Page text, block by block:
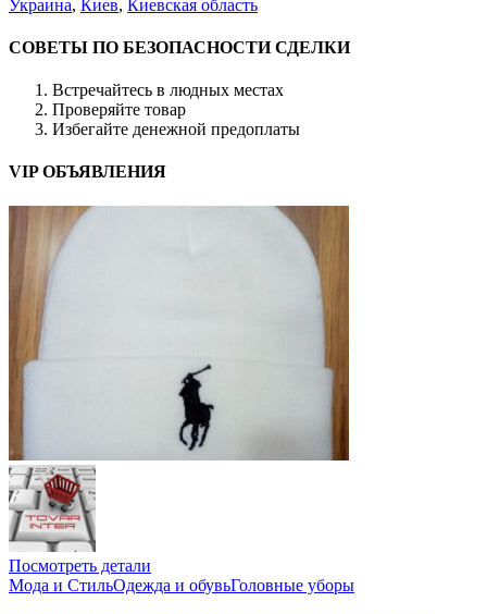
Украина, Киев, Киевская область
СОВЕТЫ ПО БЕЗОПАСНОСТИ СДЕЛКИ
Встречайтесь в людных местах
Проверяйте товар
Избегайте денежной предоплаты
VIP ОБЪЯВЛЕНИЯ
Посмотреть детали
Мода и СтильОдежда и обувьГоловные уборы